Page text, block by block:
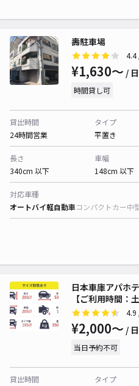
壽駐車場
4.4
¥1,630〜 / 日
時間貸し可
貸出時間
24時間営業
タイプ
平置き
長さ
340cm 以下
車幅
148cm 以下
対応車種
オートバイ軽自動車コンパクトカー中
日本車庫アパホ
【ご利用時間：
4.9
¥2,000〜 / 日
当日予約不可
貸出時間
タイプ